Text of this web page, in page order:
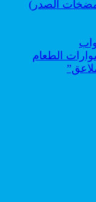
الصدر)
الطعام